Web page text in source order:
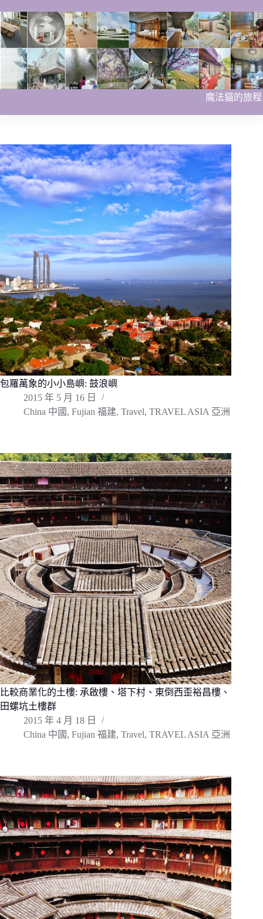
至
主
要
內
容
魔法貓的旅程
包羅萬象的小小島嶼: 鼓浪嶼
2015 年 5 月 16 日
China 中國 , Fujian 福建, Travel, TRAVEL ASIA 亞洲
比較商業化的土樓: 承啟樓、塔下村、東倒西歪裕昌樓、
田螺坑土樓群
2015 年 4 月 18 日
China 中國 , Fujian 福建, Travel, TRAVEL ASIA 亞洲